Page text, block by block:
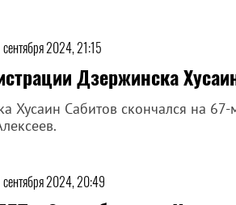
сентября 2024, 21:15
Дзержинска
Хусаин Сабитов скончался на
сентября 2024, 20:49